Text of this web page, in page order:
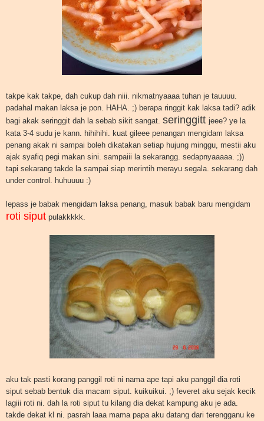
takpe kak takpe, dah cukup dah niii. nikmatnyaaaa tuhan je tauuuu.
padahal makan laksa je pon. HAHA. ;) berapa ringgit kak laksa tadi? adik
bagi akak seringgit dah la sebab sikit sangat. seringgitt jeee? ye la
kata 3-4 sudu je kann. hihihihi. kuat gileee penangan mengidam laksa
penang akak ni sampai boleh dikatakan setiap hujung minggu, mestii aku
ajak syafiq pegi makan sini. sampaiii la sekarangg. sedapnyaaaaa. ;))
tapi sekarang takde la sampai siap merintih merayu segala. sekarang dah
under control. huhuuuu :)
lepass je babak mengidam laksa penang, masuk babak baru mengidam
roti siput pulakkkkk.
aku tak pasti korang panggil roti ni nama ape tapi aku panggil dia roti
siput sebab bentuk dia macam siput. kuikuikui. ;) feveret aku sejak kecik
lagiii roti ni. dah la roti siput tu kilang dia dekat kampung aku je ada.
takde dekat kl ni. pasrah laaa mama papa aku datang dari terengganu ke